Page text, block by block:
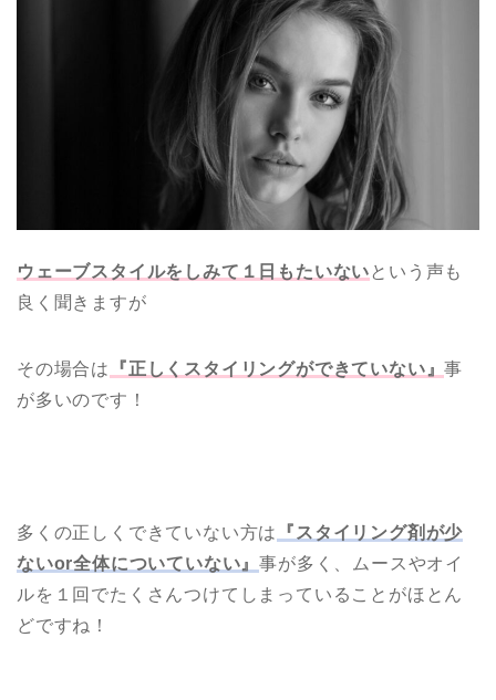
ウェーブスタイルをしみて１日もたいない という声も
良く聞きますが
その場合は 『正しくスタイリングができていない』事
が多いのです！
多くの正しくできていない方は
『スタイリング剤が少
ないor全体についていない』事が多く、ムースやオイ
ルを１回でたくさんつけてしまっていることがほとん
どですね！
【ナプラ・ルベル・アリ
ミノ記事】